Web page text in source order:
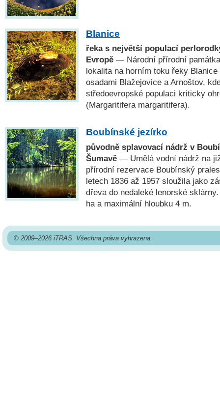
Blanice
řeka s největší populací
Evropě — Národní přírodní
lokalita na horním toku řeky
osadami Blažejovice a Arnoštov,
středoevropské populaci kriticky
(Margaritifera margaritifera).
Boubínské jezírko
původně splavovací nádrž v
Šumavě — Umělá vodní nádrž na
přírodní rezervace Boubínský
letech 1836 až 1957 sloužila jako
dřeva do nedaleké lenorské
ha a maximální hloubku 4 m.
© 2009–2026 iTRAS. Všechna práva vyhrazena.